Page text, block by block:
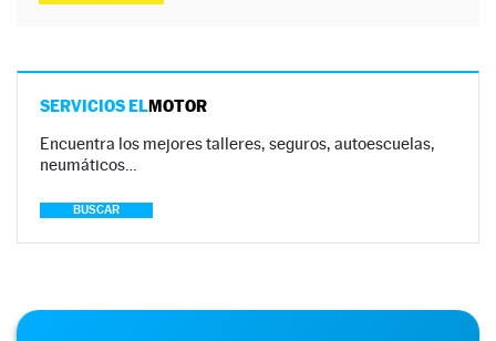
SERVICIOS ELMOTOR
Encuentra los mejores talleres, seguros, autoescuelas,
neumáticos…
BUSCAR